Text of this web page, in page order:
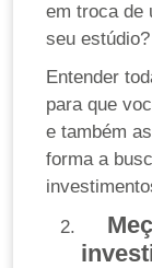
em troca de
seu estúdio?
Entender
para que
e também
forma a